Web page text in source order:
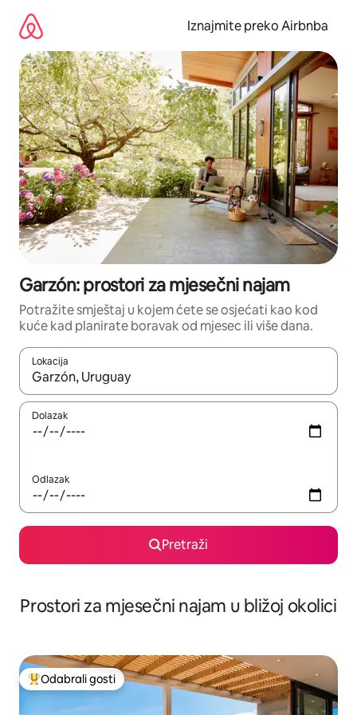
sadržaj
Iznajmite preko Airbnba
Garzón: prostori za mjesečni najam
Potražite smještaj u kojem ćete se osjećati kao kod
kuće kad planirate boravak od mjesec ili više dana.
Lokacija
Kada budu dostupni rezultati, moći ćete ih pregledati
Dolazak
Odlazak
Pretraži
Prostori za mjesečni najam u bližoj okolici
Među najviše rangiranima s oznakom „Odabrali gosti”
Odabrali gosti